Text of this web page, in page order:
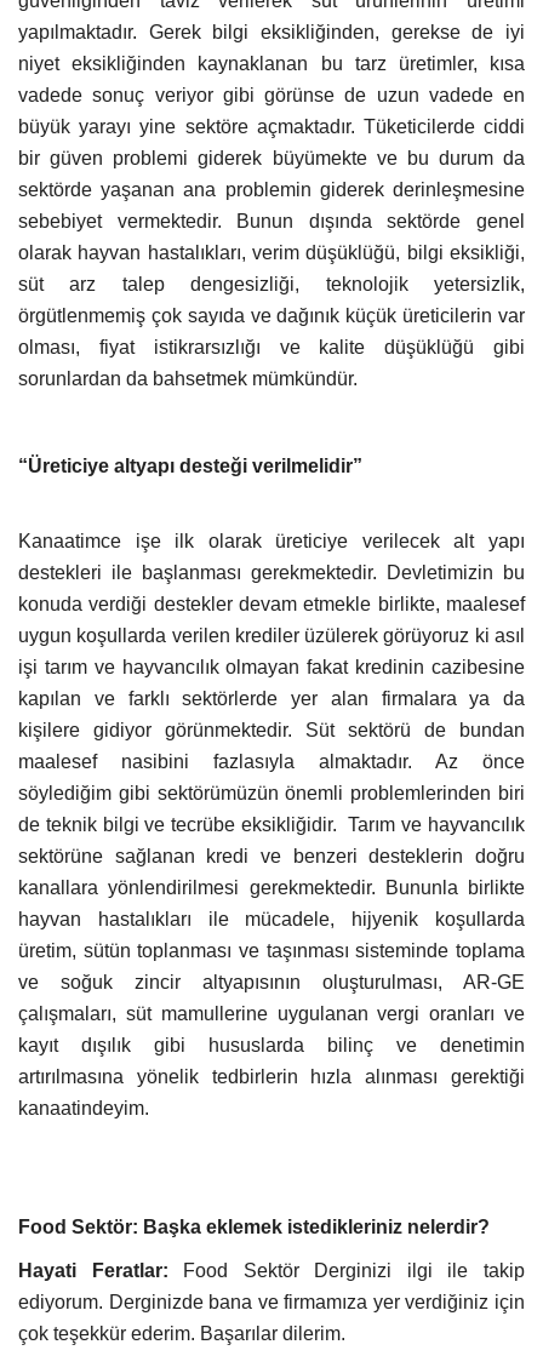
yapılmaktadır. Gerek bilgi eksikliğinden, gerekse de iyi
niyet eksikliğinden kaynaklanan bu tarz üretimler, kısa
vadede sonuç veriyor gibi görünse de uzun vadede en
büyük yarayı yine sektöre açmaktadır. Tüketicilerde ciddi
bir güven problemi giderek büyümekte ve bu durum da
sektörde yaşanan ana problemin giderek derinleşmesine
sebebiyet vermektedir. Bunun dışında sektörde genel
olarak hayvan hastalıkları, verim düşüklüğü, bilgi eksikliği,
süt arz talep dengesizliği, teknolojik yetersizlik,
örgütlenmemiş çok sayıda ve dağınık küçük üreticilerin var
olması, fiyat istikrarsızlığı ve kalite düşüklüğü gibi
sorunlardan da bahsetmek mümkündür.
“Üreticiye altyapı desteği verilmelidir”
Kanaatimce işe ilk olarak üreticiye verilecek alt yapı
destekleri ile başlanması gerekmektedir. Devletimizin bu
konuda verdiği destekler devam etmekle birlikte, maalesef
uygun koşullarda verilen krediler üzülerek görüyoruz ki asıl
işi tarım ve hayvancılık olmayan fakat kredinin cazibesine
kapılan ve farklı sektörlerde yer alan firmalara ya da
kişilere gidiyor görünmektedir. Süt sektörü de bundan
maalesef nasibini fazlasıyla almaktadır. Az önce
söylediğim gibi sektörümüzün önemli problemlerinden biri
de teknik bilgi ve tecrübe eksikliğidir.
Tarım ve hayvancılık
sektörüne sağlanan kredi ve benzeri desteklerin doğru
kanallara yönlendirilmesi gerekmektedir. Bununla birlikte
hayvan hastalıkları ile mücadele, hijyenik koşullarda
üretim, sütün toplanması ve taşınması sisteminde toplama
ve soğuk zincir altyapısının oluşturulması, AR-GE
çalışmaları, süt mamullerine uygulanan vergi oranları ve
kayıt dışılık gibi hususlarda bilinç ve denetimin
artırılmasına yönelik tedbirlerin hızla alınması gerektiği
kanaatindeyim.
Food Sektör: Başka eklemek istedikleriniz nelerdir?
Hayati Feratlar: Food Sektör Derginizi ilgi ile takip
ediyorum. Derginizde bana ve firmamıza yer verdiğiniz için
çok teşekkür ederim. Başarılar dilerim.